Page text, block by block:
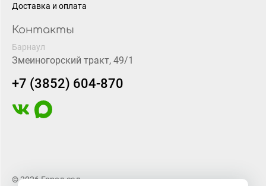
Доставка и оплата
Контакты
Барнаул
Змеиногорский тракт, 49/1
+7 (3852) 604-870
© 2026 Город-сад